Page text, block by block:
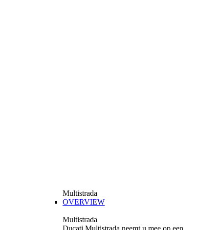
Multistrada
OVERVIEW
Multistrada
Ducati Multistrada neemt u mee op een